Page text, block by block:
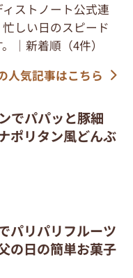
ストノート公式連
しい日のスピード
｜新着順（4件）
人気記事はこちら
でパパッと豚細
ポリタン風どんぶ
パリパリフルーツ
の日の簡単お菓子